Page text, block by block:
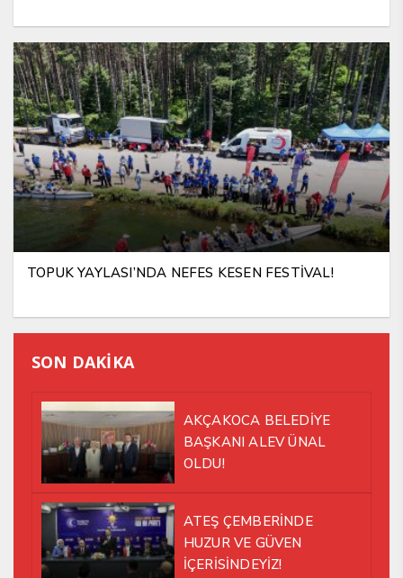
TOPUK YAYLASI’NDA NEFES KESEN FESTİVAL!
SON DAKİKA
AKÇAKOCA BELEDİYE
BAŞKANI ALEV ÜNAL
OLDU!
ATEŞ ÇEMBERİNDE
HUZUR VE GÜVEN
İÇERİSİNDEYİZ!